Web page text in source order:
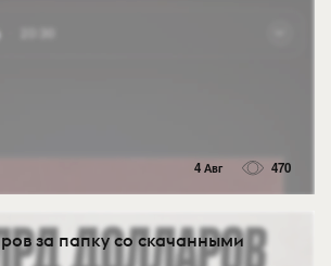
4 Авг 470
за папку со скачанными